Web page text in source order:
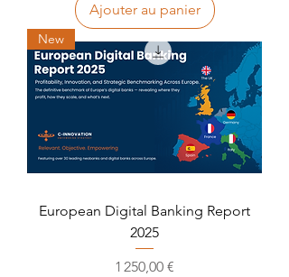
Ajouter au panier
New
European Digital Banking Report
2025
Prix
1 250,00 €